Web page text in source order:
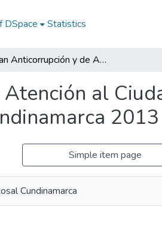
DSpace Statistics
Plan Anticorrupción y de Atención al Ciudadano El Rosal Cundinamarca 2013: PAAC El Rosal Cundinamarca 2013
al
2013
Simple item page
Cundinamarca